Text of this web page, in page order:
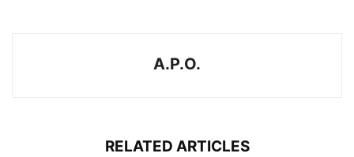
A.P.O.
RELATED ARTICLES